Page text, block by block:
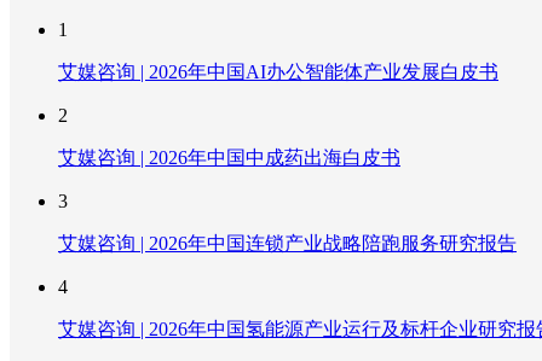
1
艾媒咨询 | 2026年中国AI办公智能体产业发展白皮书
2
艾媒咨询 | 2026年中国中成药出海白皮书
3
艾媒咨询 | 2026年中国连锁产业战略陪跑服务研究报告
4
艾媒咨询 | 2026年中国氢能源产业运行及标杆企业研究报